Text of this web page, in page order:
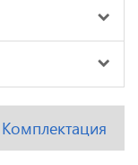
Комплектация